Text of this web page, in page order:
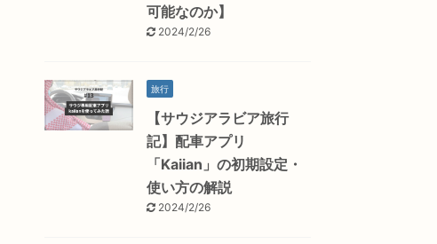
可能なのか】
2024/2/26
旅行
【サウジアラビア旅行
記】配車アプリ
「Kaiian」の初期設定・
使い方の解説
2024/2/26